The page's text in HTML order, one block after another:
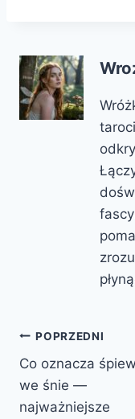
Nawigacja
wpisu
POPRZEDNI
Co oznacza
we śnie —
najważniejsze